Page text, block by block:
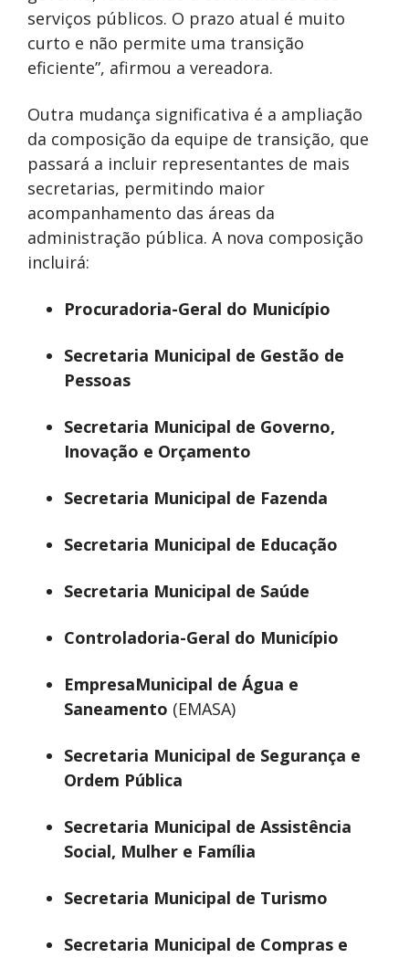
serviços públicos. O prazo atual é muito
curto e não permite uma transição
eficiente”, afirmou a vereadora.
Outra mudança significativa é a ampliação
da composição da equipe de transição, que
passará a incluir representantes de mais
secretarias, permitindo maior
acompanhamento das áreas da
administração pública. A nova composição
incluirá:
Procuradoria-Geral do Município
Secretaria Municipal de Gestão de
Pessoas
Secretaria Municipal de Governo,
Inovação e Orçamento
Secretaria Municipal de Fazenda
Secretaria Municipal de Educação
Secretaria Municipal de Saúde
Controladoria-Geral do Município
EmpresaMunicipal de Água e
Saneamento (EMASA)
Secretaria Municipal de Segurança e
Ordem Pública
Secretaria Municipal de Assistência
Social, Mulher e Família
Secretaria Municipal de Turismo
Secretaria Municipal de Compras e